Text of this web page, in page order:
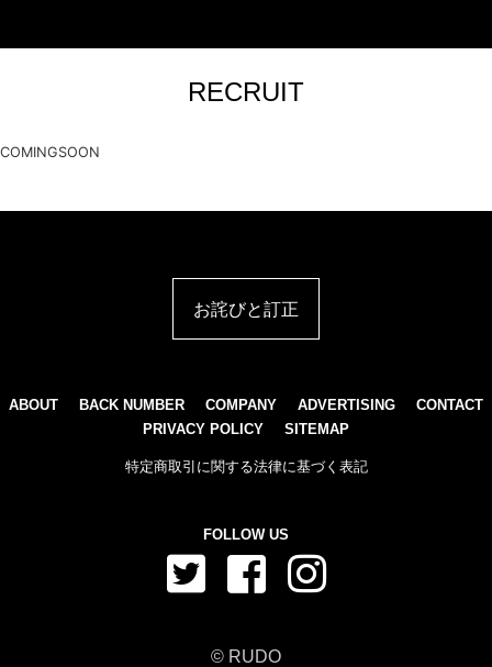
RECRUIT
COMINGSOON
お詫びと訂正
ABOUT BACK NUMBER COMPANY ADVERTISING
CONTACT
PRIVACY POLICY
SITEMAP
特定商取引に関する法律に基づく表記
FOLLOW US
© RUDO